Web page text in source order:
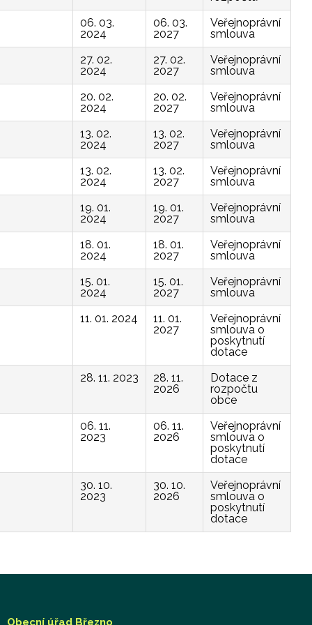
06. 03.
2024
06. 03.
2027
Veřejnoprávní
smlouva
27. 02.
2024
27. 02.
2027
Veřejnoprávní
smlouva
20. 02.
2024
20. 02.
2027
Veřejnoprávní
smlouva
13. 02.
2024
13. 02.
2027
Veřejnoprávní
smlouva
13. 02.
2024
13. 02.
2027
Veřejnoprávní
smlouva
19. 01.
2024
19. 01.
2027
Veřejnoprávní
smlouva
18. 01.
2024
18. 01.
2027
Veřejnoprávní
smlouva
15. 01.
2024
15. 01.
2027
Veřejnoprávní
smlouva
11. 01. 2024
11. 01.
2027
Veřejnoprávní
smlouva o
poskytnutí
dotace
28. 11. 2023
28. 11.
2026
Dotace z
rozpočtu
obce
06. 11.
2023
06. 11.
2026
Veřejnoprávní
smlouva o
poskytnutí
dotace
30. 10.
2023
30. 10.
2026
Veřejnoprávní
smlouva o
poskytnutí
dotace
Obecní úřad Březno